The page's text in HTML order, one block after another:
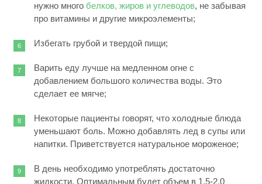
нужно много белков, жиров и углеводов, не забывая
про витамины и другие микроэлементы;
Избегать грубой и твердой пищи;
Варить еду лучше на медленном огне с
добавлением большого количества воды. Это
сделает ее мягче;
Некоторые пациенты говорят, что холодные блюда
уменьшают боль. Можно добавлять лед в супы или
напитки. Приветствуется натуральное мороженое;
В день необходимо употреблять достаточно
жидкости. Оптимальным будет объем в 1,5-2,0